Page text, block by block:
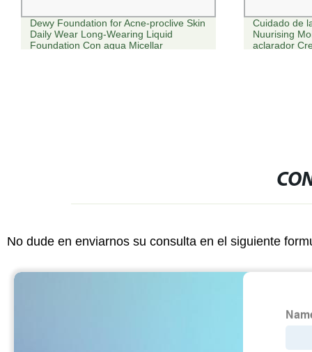
Dewy Foundation for Acne-proclive Skin
Daily Wear Long-Wearing Liquid
Foundation Con agua Micellar
Cuidado de
Nuurising
aclarador
No dude en enviarnos su consulta en el siguiente